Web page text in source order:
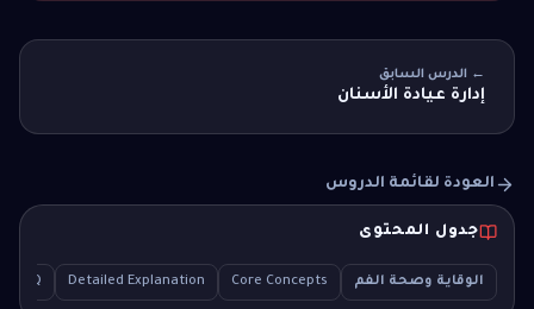
← الدرس السابق
إدارة عيادة الأسنان
العودة لقائمة الدروس
جدول المحتوى
الوقاية وصحة الفم Core Concepts
Detailed Explanation
MCQ